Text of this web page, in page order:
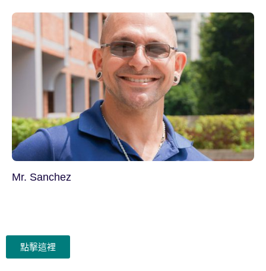
Mr. Sanchez
點擊這裡